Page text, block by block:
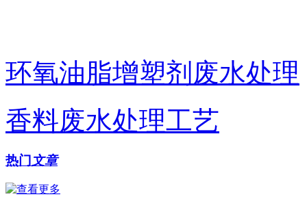
环氧油脂增塑剂废水处理
香料废水处理工艺
热门 文章